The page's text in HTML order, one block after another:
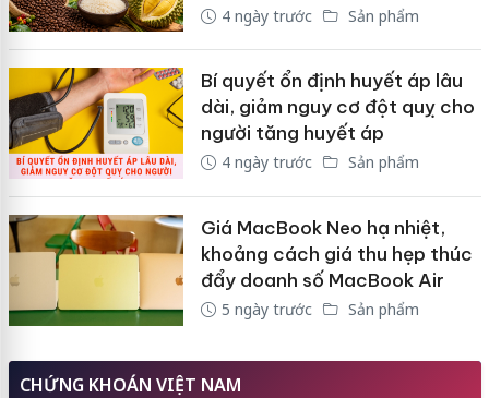
4 ngày trước Sản phẩm
Bí quyết ổn định huyết áp lâu
dài, giảm nguy cơ đột quỵ cho
người tăng huyết áp
4 ngày trước Sản phẩm
Giá MacBook Neo hạ nhiệt,
khoảng cách giá thu hẹp thúc
đẩy doanh số MacBook Air
5 ngày trước Sản phẩm
CHỨNG KHOÁN VIỆT NAM